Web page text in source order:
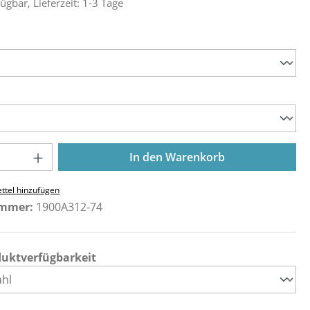
Gib den gewünschten Wert
In den Warenkorb
hinzufügen
1900A312-74